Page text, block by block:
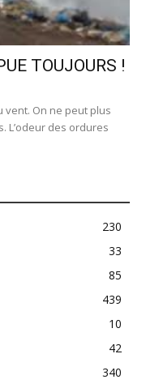
TOUJOURS !
vent. On ne peut plus
L’odeur des ordures
230
33
85
439
10
42
340